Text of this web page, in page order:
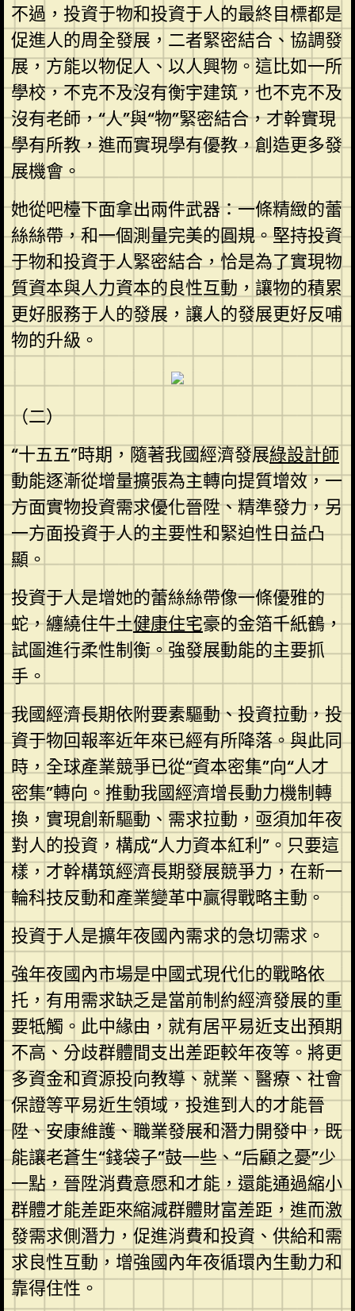
不過，投資于物和投資于人的最終目標都是
促進人的周全發展，二者緊密結合、協調發
展，方能以物促人、以人興物。這比如一所
學校，不克不及沒有衡宇建筑，也不克不及
沒有老師，“人”與“物”緊密結合，才幹實現
學有所教，進而實現學有優教，創造更多發
展機會。
她從吧檯下面拿出兩件武器：一條精緻的蕾
絲絲帶，和一個測量完美的圓規。堅持投資
于物和投資于人緊密結合，恰是為了實現物
質資本與人力資本的良性互動，讓物的積累
更好服務于人的發展，讓人的發展更好反哺
物的升級。
（二）
“十五五”時期，隨著我國經濟發展綠設計師
動能逐漸從增量擴張為主轉向提質增效，一
方面實物投資需求優化晉陞、精準發力，另
一方面投資于人的主要性和緊迫性日益凸
顯。
投資于人是增她的蕾絲絲帶像一條優雅的
蛇，纏繞住牛土健康住宅豪的金箔千紙鶴，
試圖進行柔性制衡。強發展動能的主要抓
手。
我國經濟長期依附要素驅動、投資拉動，投
資于物回報率近年來已經有所降落。與此同
時，全球產業競爭已從“資本密集”向“人才
密集”轉向。推動我國經濟增長動力機制轉
換，實現創新驅動、需求拉動，亟須加年夜
對人的投資，構成“人力資本紅利”。只要這
樣，才幹構筑經濟長期發展競爭力，在新一
輪科技反動和產業變革中贏得戰略主動。
投資于人是擴年夜國內需求的急切需求。
強年夜國內市場是中國式現代化的戰略依
托，有用需求缺乏是當前制約經濟發展的重
要牴觸。此中緣由，就有居平易近支出預期
不高、分歧群體間支出差距較年夜等。將更
多資金和資源投向教導、就業、醫療、社會
保證等平易近生領域，投進到人的才能晉
陞、安康維護、職業發展和潛力開發中，既
能讓老蒼生“錢袋子”鼓一些、“后顧之憂”少
一點，晉陞消費意愿和才能，還能通過縮小
群體才能差距來縮減群體財富差距，進而激
發需求側潛力，促進消費和投資、供給和需
求良性互動，增強國內年夜循環內生動力和
靠得住性。